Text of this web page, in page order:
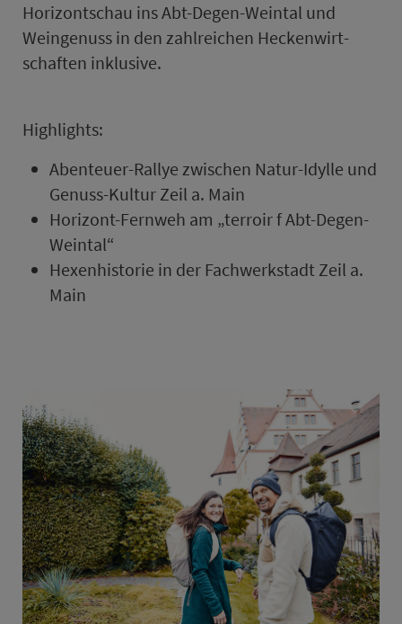
Horizontschau ins Abt-Degen-Weintal und
Weingenuss in den zahl­reichen He­cken­wirt­
schaften inklusive.
High­lights:
Abenteuer-Rallye zwischen Natur-Idylle und
Genuss-Kultur Zeil a. Main
Horizont-Fernweh am „terroir f Abt-Degen-
Weintal“
Hexenhistorie in der Fachwerkstadt Zeil a.
Main